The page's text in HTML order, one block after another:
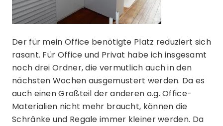
Der für mein Office benötigte Platz reduziert sich
rasant. Für Office und Privat habe ich insgesamt
noch drei Ordner, die vermutlich auch in den
nächsten Wochen ausgemustert werden. Da es
auch einen Großteil der anderen o.g. Office-
Materialien nicht mehr braucht, können die
Schränke und Regale immer kleiner werden. Da